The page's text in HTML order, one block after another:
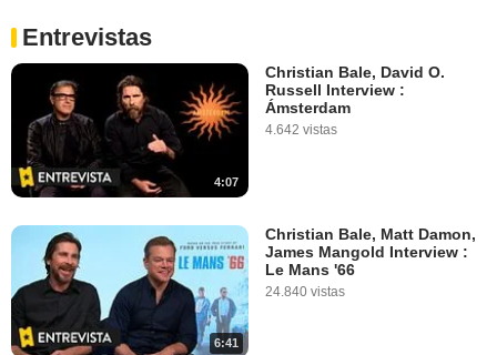
Entrevistas
4:07
Christian Bale, David O.
Russell Interview :
Ámsterdam
4.642 vistas
6:41
Christian Bale, Matt Damon,
James Mangold Interview :
Le Mans '66
24.840 vistas